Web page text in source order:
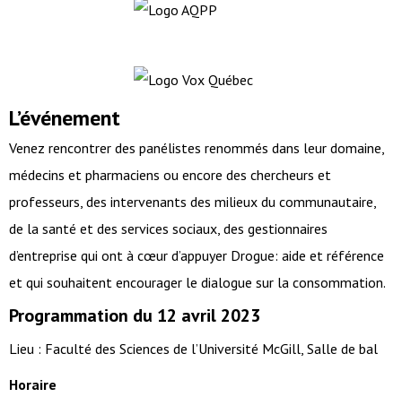
L’événement
Venez rencontrer des panélistes renommés dans leur domaine,
médecins et pharmaciens ou encore des chercheurs et
professeurs, des intervenants des milieux du communautaire,
de la santé et des services sociaux, des gestionnaires
d’entreprise qui ont à cœur d’appuyer Drogue: aide et référence
et qui souhaitent encourager le dialogue sur la consommation.
Programmation du 12 avril 2023
Lieu : Faculté des Sciences de l’Université McGill, Salle de bal
Horaire